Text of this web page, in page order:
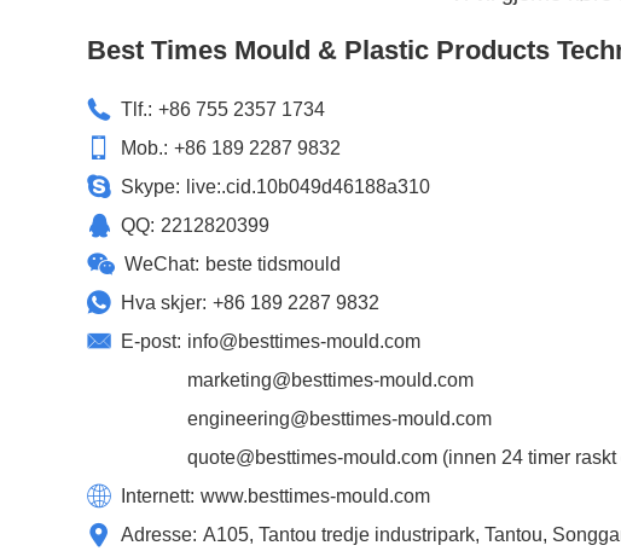
Best Times Mould & Plastic Products
Tlf.: +86 755 2357 1734
Mob.: +86 189 2287 9832
Skype:
live:.cid.10b049d46188a310
QQ: 2212820399
WeChat: beste tidsmould
Hva skjer: +86 189 2287 9832
E-post: info@besttimes-mould.com
marketing@besttimes-mould.com
engineering@besttimes-mould.com
quote@besttimes-mould.com (innen 24 timer
Internett: www.besttimes-mould.com
Adresse: A105, Tantou tredje industripark, Tantou,